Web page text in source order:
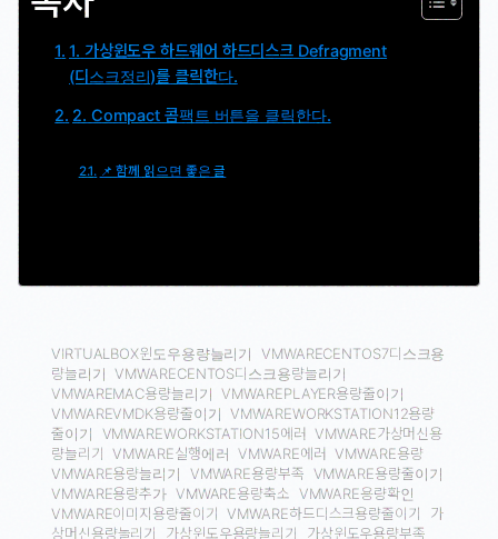
1. 가상윈도우 하드웨어 하드디스크 Defragment
(디스크정리)를 클릭한다.
2. Compact 콤팩트 버튼을 클릭한다.
📌 함께 읽으면 좋은 글
VIRTUALBOX윈도우용량늘리기
VMWARECENTOS7디스크용
량늘리기 VMWARECENTOS디스크용량늘리기
VMWAREMAC용량늘리기 VMWAREPLAYER용량줄이기
VMWAREVMDK용량줄이기 VMWAREWORKSTATION12용량
줄이기
VMWAREWORKSTATION15에러 VMWARE가상머신용
량늘리기 VMWARE실행에러 VMWARE에러 VMWARE용량
VMWARE용량늘리기
VMWARE용량부족 VMWARE용량줄이기
VMWARE용량추가 VMWARE용량축소 VMWARE용량확인
VMWARE이미지용량줄이기 VMWARE하드디스크용량줄이기
가
상머신용량늘리기
가상윈도우용량늘리기 가상윈도우용량부족